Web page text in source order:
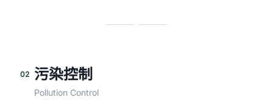
02 污染控制
Pollution Control